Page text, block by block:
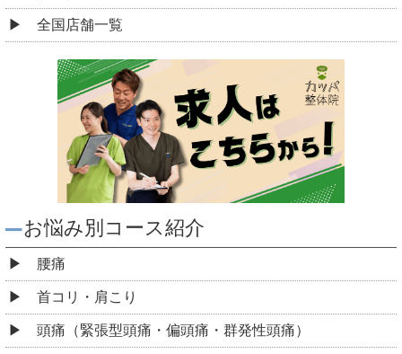
全国店舗一覧
お悩み別コース紹介
腰痛
首コリ・肩こり
頭痛（緊張型頭痛・偏頭痛・群発性頭痛）